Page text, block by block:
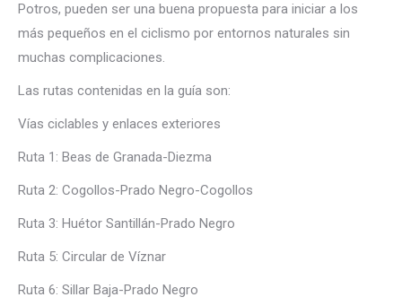
Potros, pueden ser una buena propuesta para iniciar a los
más pequeños en el ciclismo por entornos naturales sin
muchas complicaciones.
Las rutas contenidas en la guía son:
Vías ciclables y enlaces exteriores
Ruta 1: Beas de Granada-Diezma
Ruta 2: Cogollos-Prado Negro-Cogollos
Ruta 3: Huétor Santillán-Prado Negro
Ruta 5: Circular de Víznar
Ruta 6: Sillar Baja-Prado Negro